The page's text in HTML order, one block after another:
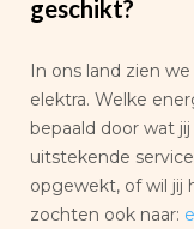
geschikt?
In ons land zien
elektra. Welke
bepaald door wat
uitstekende
opgewekt, of wil jij
zochten ook naar: